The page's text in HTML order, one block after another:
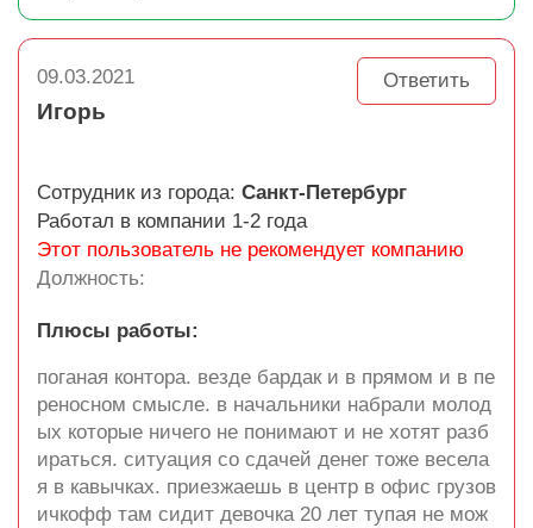
09.03.2021 Ответить
Игорь
Сотрудник из города: Санкт-Петербург
Работал в компании 1-2 года
Этот пользователь не рекомендует компанию
Должность:
Плюсы работы:
поганая контора. везде бардак и в прямом и в пе
реносном смысле. в начальники набрали молод
ых которые ничего не понимают и не хотят разб
ираться. ситуация со сдачей денег тоже весела
я в кавычках. приезжаешь в центр в офис грузов
ичкофф там сидит девочка 20 лет тупая не мож